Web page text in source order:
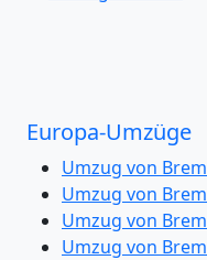
Europa-Umzüge
Umzug von
Umzug von
Umzug von
Umzug von